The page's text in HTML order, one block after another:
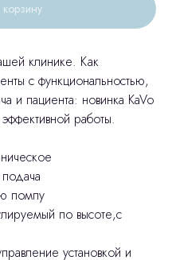
клинике. Как
с функциональностью,
и пациента: новинка KaVo
работы.
помпу
по высоте,с
установкой и